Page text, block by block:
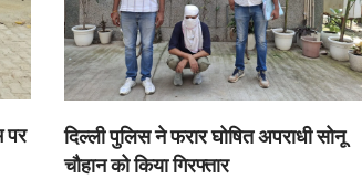
पर
दिल्ली पुलिस ने फरार घोषित अपराधी सोनू
चौहान को किया गिरफ्तार